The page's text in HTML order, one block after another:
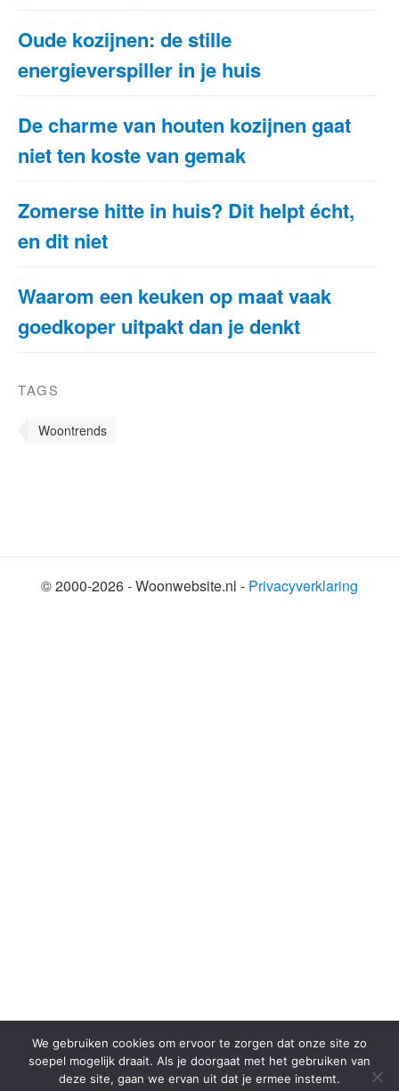
Oude kozijnen: de stille
energieverspiller in je huis
De charme van houten kozijnen gaat
niet ten koste van gemak
Zomerse hitte in huis? Dit helpt écht,
en dit niet
Waarom een keuken op maat vaak
goedkoper uitpakt dan je denkt
TAGS
Woontrends
© 2000-2026 - Woonwebsite.nl - Privacyverklaring
We gebruiken cookies om ervoor te zorgen dat onze site zo
soepel mogelijk draait. Als je doorgaat met het gebruiken van
deze site, gaan we ervan uit dat je ermee instemt.